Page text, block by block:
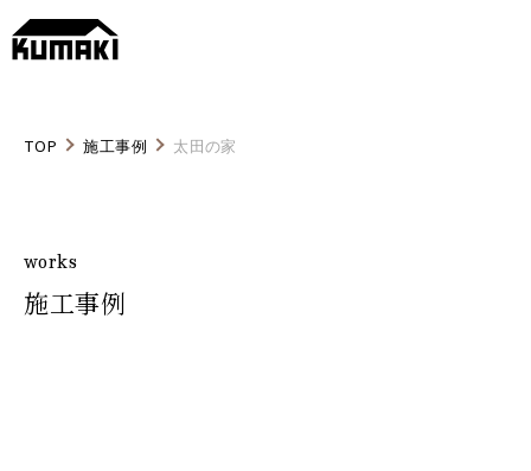
TOP 施工事例 太田の家
works
施工事例